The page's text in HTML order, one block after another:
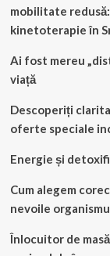
mobilitate
kinetoterapie în
Ai fost mereu
viață
Descoperiți
oferte speciale
Energie și
Cum alegem
nevoile
Înlocuitor de